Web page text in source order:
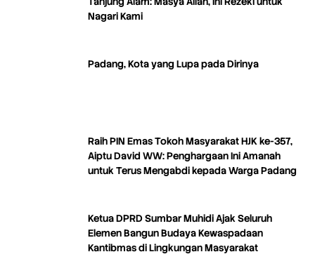
Nagari Kami
Padang, Kota yang Lupa pada Dirinya
Raih PIN Emas Tokoh Masyarakat HJK ke-357,
Aiptu David WW: Penghargaan Ini Amanah
untuk Terus Mengabdi kepada Warga Padang
Ketua DPRD Sumbar Muhidi Ajak Seluruh
Elemen Bangun Budaya Kewaspadaan
Kantibmas di Lingkungan Masyarakat